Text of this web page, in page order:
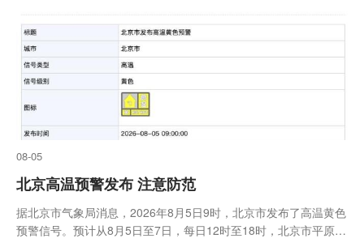
署背...
08-05
北京高温预警发布 注意防范
据北京市气象局消息，2026年8月5日9时，北京市发布了高温黄色
预警信号。预计从8月5日至7日，每日12时至18时，北京市平原地